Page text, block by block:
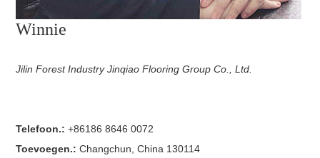
Winnie
Jilin Forest Industry Jinqiao Flooring Group Co., Ltd.
Telefoon.:+86186 8646 0072
Toevoegen.: Changchun, China 130114